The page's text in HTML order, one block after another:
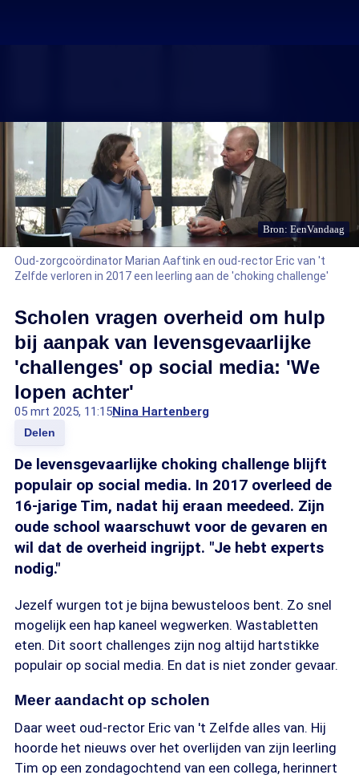
Bron: EenVandaag
Oud-zorgcoördinator Marian Aaftink en oud-rector Eric van 't
Zelfde verloren in 2017 een leerling aan de 'choking challenge'
Scholen vragen overheid om hulp
bij aanpak van levensgevaarlijke
'challenges' op social media: 'We
lopen achter'
05 mrt 2025, 11:15Nina Hartenberg
Delen
De levensgevaarlijke choking challenge blijft
populair op social media. In 2017 overleed de
16-jarige Tim, nadat hij eraan meedeed. Zijn
oude school waarschuwt voor de gevaren en
wil dat de overheid ingrijpt. "Je hebt experts
nodig."
Jezelf wurgen tot je bijna bewusteloos bent. Zo snel
mogelijk een hap kaneel wegwerken. Wastabletten
eten. Dit soort challenges zijn nog altijd hartstikke
populair op social media. En dat is niet zonder gevaar.
Meer aandacht op scholen
Daar weet oud-rector Eric van 't Zelfde alles van. Hij
hoorde het nieuws over het overlijden van zijn leerling
Tim op een zondagochtend van een collega, herinnert